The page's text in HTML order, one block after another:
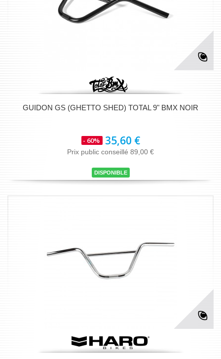
GUIDON GS (GHETTO SHED) TOTAL 9" BMX NOIR
- 60% 35,60 €
Prix public conseillé 89,00 €
DISPONIBLE